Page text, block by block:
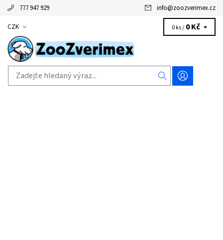
777 947 929 info@zoozverimex.cz
CZK 0 ks / 0 Kč